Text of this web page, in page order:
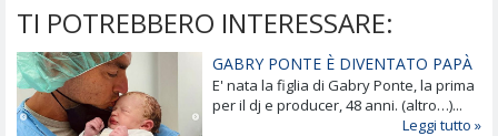
TI POTREBBERO INTERESSARE:
GABRY PONTE È DIVENTATO PAPÀ
E' nata la figlia di Gabry Ponte, la prima
per il dj e producer, 48 anni. (altro…)...
Leggi tutto »